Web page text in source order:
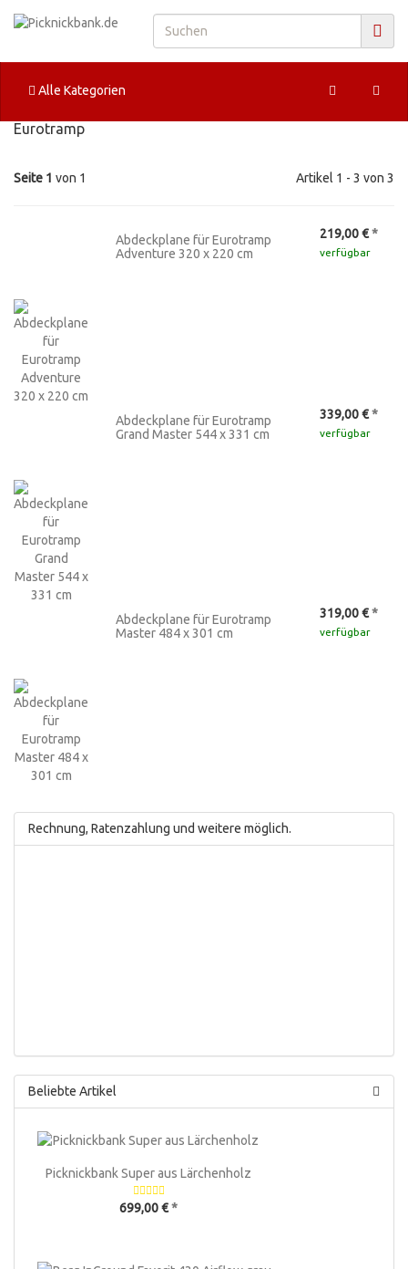
Alle Kategorien
Eurotramp
Seite 1 von 1 Artikel 1 - 3 von 3
Abdeckplane für Eurotramp
Adventure 320 x 220 cm
219,00 €*
verfügbar
Abdeckplane für Eurotramp
Grand Master 544 x 331 cm
339,00 €*
verfügbar
Abdeckplane für Eurotramp
Master 484 x 301 cm
319,00 €*
verfügbar
Rechnung, Ratenzahlung und weitere möglich.
Beliebte Artikel
Picknickbank Super aus Lärchenholz
699,00 €*